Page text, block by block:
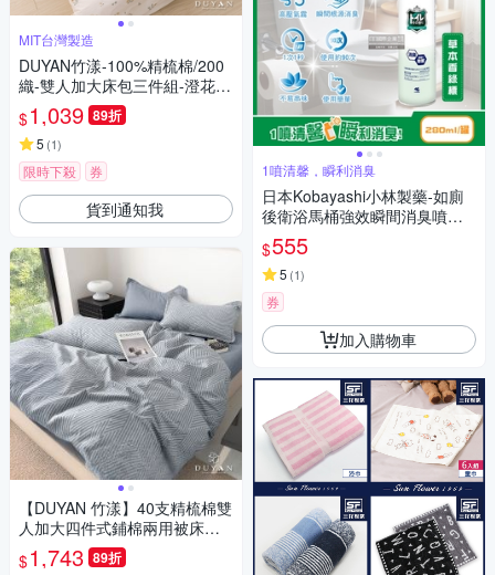
MIT台灣製造
DUYAN竹漾-100%精梳棉/200
織-雙人加大床包三件組-澄花檸
香 台灣製
$1,039 89折
5 (1)
限時下殺 券
貨到通知我
【DUYAN 竹漾】40支精梳棉雙
人加大四件式鋪棉兩用被床包
組 / 漠旅流沙 台灣製
$1,743 89折
1噴清馨，瞬利消臭
日本Kobayashi小林製藥-如廁
後衛浴馬桶強效瞬間消臭噴霧2
80ml/罐(洗手間除臭淨味空氣清
新,清除異味浴室廁所脫臭,化妝
室空間香氛)
$555
5 (1)
券
加入購物車